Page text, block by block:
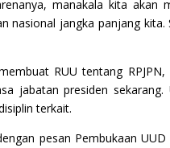
manakala kita
nasional jangka panjang
RUU tentang
jabatan presiden
terkait.
pesan Pembukaan